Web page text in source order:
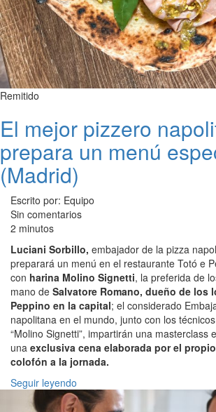
Remitido
El mejor pizzero
prepara un menú
(Madrid)
Escrito por: Equipo
Sin comentarios
2 minutos
Luciani Sorbillo, embajador de la pizza
preparará un menú en el restaurante Totó e
con harina Molino Signetti, la preferida de
mano de Salvatore Romano, dueño de los
Peppino en la capital; el considerado
napolitana en el mundo, junto con los
“Molino Signetti”, impartirán una masterclass
una exclusiva cena elaborada por el
colofón a la jornada.
Seguir leyendo